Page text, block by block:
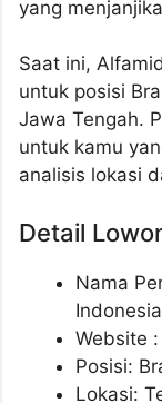
yang
Saat ini,
untuk posisi
Jawa Tengah.
untuk kamu
analisis lokasi
Detail
Nama
Website :
Posisi:
Lokasi: